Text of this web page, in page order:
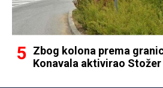
Zbog kolona prema
Konavala aktivirao